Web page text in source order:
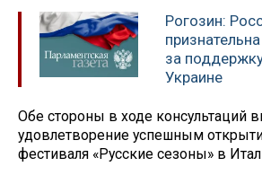
Рогозин:
за
Украине
Обе стороны в ходе консультаций
удовлетворение успешным
фестиваля «Русские сезоны» в